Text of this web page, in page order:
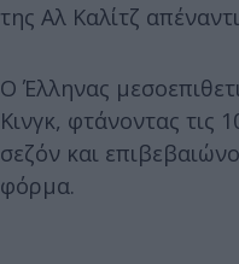
της Αλ Καλίτζ
Ο Έλληνας
Κινγκ, φτάνοντας τις
σεζόν και
φόρμα.